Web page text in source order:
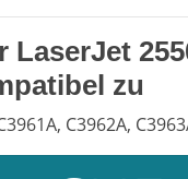
LaserJet
zu
C3962A,